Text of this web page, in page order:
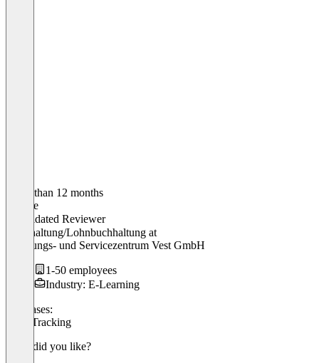
Older than 12 months
Nadine
Validated Reviewer
Buchhaltung/Lohnbuchhaltung at
Schulungs- und Servicezentrum Vest GmbH
1-50 employees
Industry: E-Learning
Use cases:
Time Tracking
What did you like?